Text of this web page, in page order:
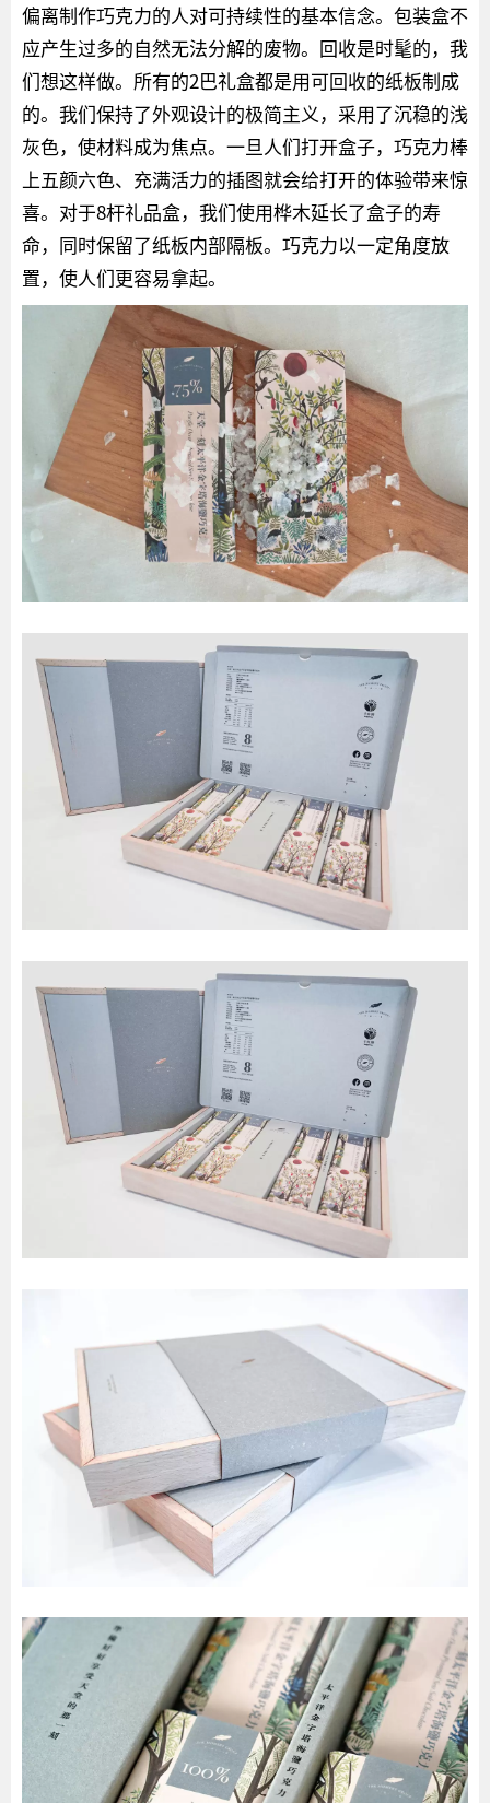
偏离制作巧克力的人对可持续性的基本信念。包装盒不
应产生过多的自然无法分解的废物。回收是时髦的，我
们想这样做。所有的2巴礼盒都是用可回收的纸板制成
的。我们保持了外观设计的极简主义，采用了沉稳的浅
灰色，使材料成为焦点。一旦人们打开盒子，巧克力棒
上五颜六色、充满活力的插图就会给打开的体验带来惊
喜。对于8杆礼品盒，我们使用桦木延长了盒子的寿
命，同时保留了纸板内部隔板。巧克力以一定角度放
置，使人们更容易拿起。